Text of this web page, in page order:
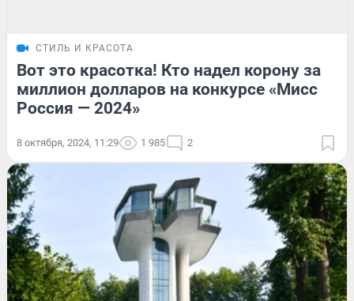
СТИЛЬ И КРАСОТА
Вот это красотка! Кто надел корону за
миллион долларов на конкурсе «Мисс
Россия — 2024»
8 октября, 2024, 11:29 1 985 2